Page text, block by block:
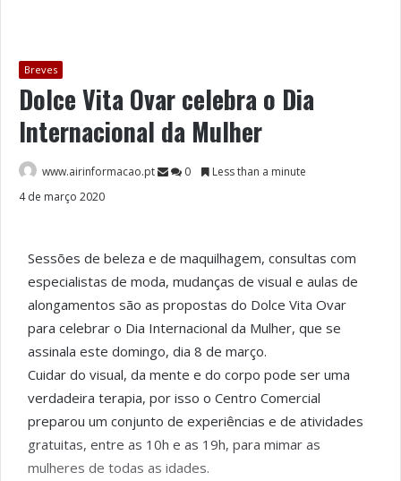
Breves
Dolce Vita Ovar celebra o Dia
Internacional da Mulher
www.airinformacao.pt 0
Less than a minute
4 de março 2020
Sessões de beleza e de maquilhagem, consultas com
especialistas de moda, mudanças de visual e aulas de
alongamentos são as propostas do Dolce Vita Ovar
para celebrar o Dia Internacional da Mulher, que se
assinala este domingo, dia 8 de março.
Cuidar do visual, da mente e do corpo pode ser uma
verdadeira terapia, por isso o Centro Comercial
preparou um conjunto de experiências e de atividades
gratuitas, entre as 10h e as 19h, para mimar as
mulheres de todas as idades.